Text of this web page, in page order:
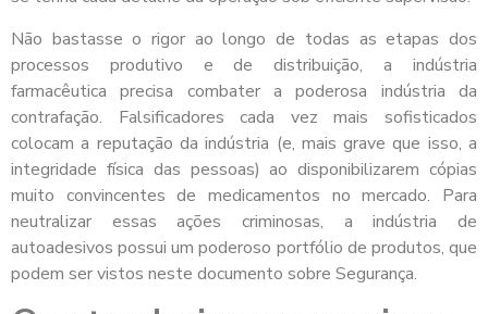
Não bastasse o rigor ao longo de todas as etapas dos
processos produtivo e de distribuição, a indústria
farmacêutica precisa combater a poderosa indústria da
contrafação. Falsificadores cada vez mais sofisticados
colocam a reputação da indústria (e, mais grave que isso, a
integridade física das pessoas) ao disponibilizarem cópias
muito convincentes de medicamentos no mercado. Para
neutralizar essas ações criminosas, a indústria de
autoadesivos possui um poderoso portfólio de produtos, que
podem ser vistos neste documento sobre Segurança.